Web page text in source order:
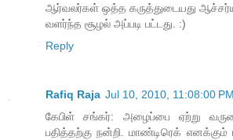
ஆர்வலர்கள் ஒத்த கருத்துடையது
வளர்ந்த சூழல் அப்படி பட்டது. :)
Reply
Rafiq Raja Jul 10, 2010, 11:08:00 PM
கேபிள் சங்கர்: அழைப்பை ஏற்று
பதித்தற்கு நன்றி. மாண்டிரெக் எனக்கும்